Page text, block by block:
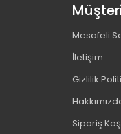
Mesafeli
İletişim
Gizlilik
Sipariş